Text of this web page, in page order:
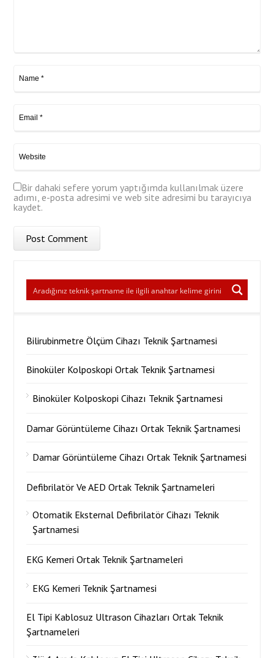
Bir dahaki sefere yorum yaptığımda kullanılmak üzere
adımı, e-posta adresimi ve web site adresimi bu tarayıcıya
kaydet.
Bilirubinmetre Ölçüm Cihazı Teknik Şartnamesi
Binoküler Kolposkopi Ortak Teknik Şartnamesi
Binoküler Kolposkopi Cihazı Teknik Şartnamesi
Damar Görüntüleme Cihazı Ortak Teknik Şartnamesi
Damar Görüntüleme Cihazı Ortak Teknik Şartnamesi
Defibrilatör Ve AED Ortak Teknik Şartnameleri
Otomatik Eksternal Defibrilatör Cihazı Teknik
Şartnamesi
EKG Kemeri Ortak Teknik Şartnameleri
EKG Kemeri Teknik Şartnamesi
El Tipi Kablosuz Ultrason Cihazları Ortak Teknik
Şartnameleri